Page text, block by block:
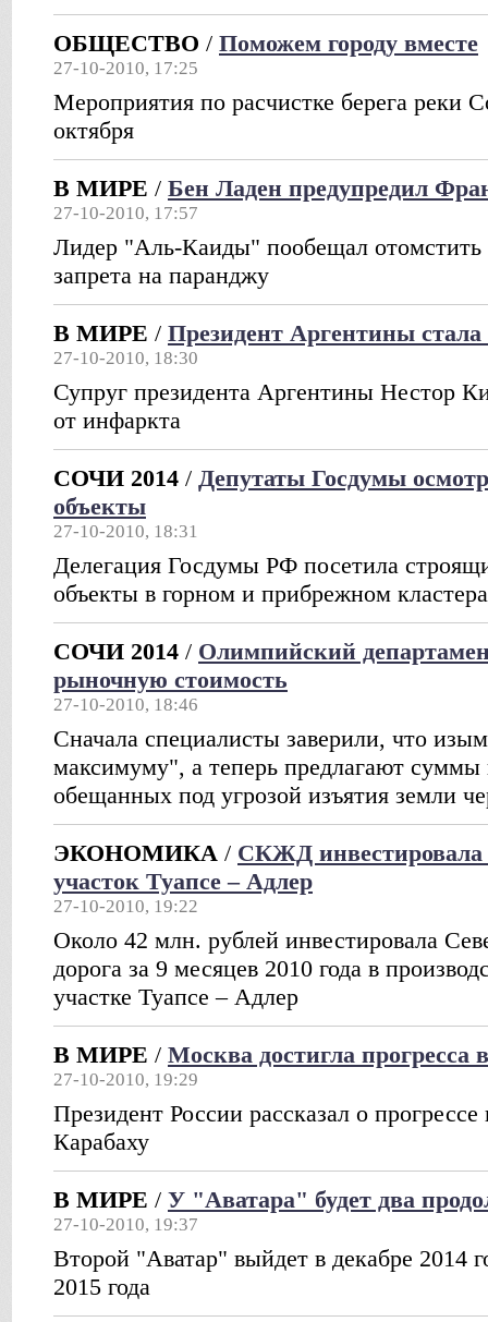
ОБЩЕСТВО / Поможем городу вместе
27-10-2010, 17:25
Мероприятия по расчистке берега реки
октября
В МИРЕ / Бен Ладен предупредил
27-10-2010, 17:57
Лидер "Аль-Каиды" пообещал отомстить
запрета на паранджу
В МИРЕ / Президент Аргентины стала
27-10-2010, 18:30
Супруг президента Аргентины Нестор
от инфаркта
СОЧИ 2014 / Депутаты Госдумы
объекты
27-10-2010, 18:31
Делегация Госдумы РФ посетила
объекты в горном и прибрежном
СОЧИ 2014 / Олимпийский
рыночную стоимость
27-10-2010, 18:46
Сначала специалисты заверили, что
максимуму", а теперь предлагают суммы
обещанных под угрозой изъятия земли
ЭКОНОМИКА / СКЖД инвестировала
участок Туапсе – Адлер
27-10-2010, 19:22
Около 42 млн. рублей инвестировала
дорога за 9 месяцев 2010 года в
участке Туапсе – Адлер
В МИРЕ / Москва достигла прогресса
27-10-2010, 19:29
Президент России рассказал о прогрессе
Карабаху
В МИРЕ / У "Аватара" будет два
27-10-2010, 19:37
Второй "Аватар" выйдет в декабре 2014
2015 года